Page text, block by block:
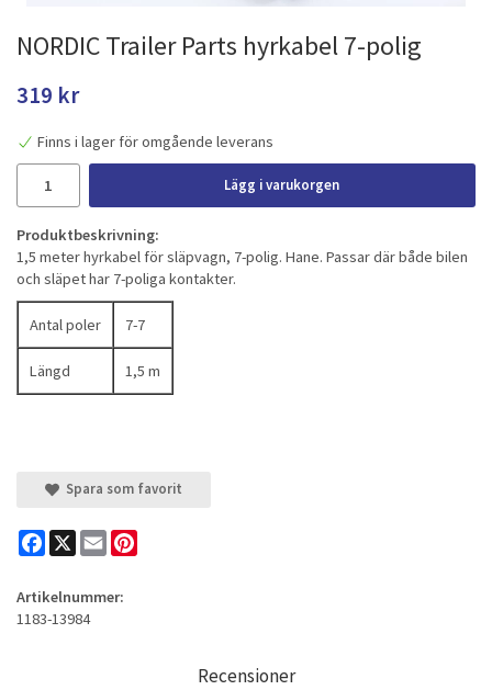
NORDIC Trailer Parts hyrkabel 7-polig
319 kr
Finns i lager för omgående leverans
Lägg i varukorgen
Produktbeskrivning:
1,5 meter hyrkabel för släpvagn, 7-polig. Hane. Passar där både bilen
och släpet har 7-poliga kontakter.
Antal poler 7-7
Längd 1,5 m
Spara som favorit
Facebook
X Email
Artikelnummer:
1183-13984
Recensioner